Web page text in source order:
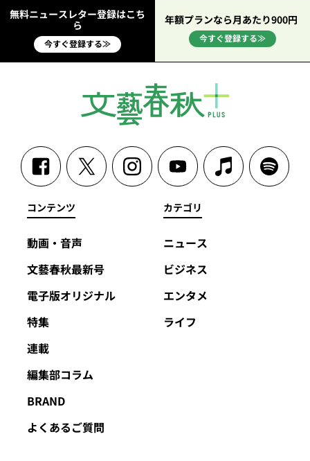
無料ニュースレター登録はこち
ら
今すぐ登録する≫
年額プランなら月あたり900円
今すぐ登録する≫
コンテンツ
動画・音声
文藝春秋最新号
電子版オリジナル
特集
連載
編集部コラム
BRAND
よくあるご質問
カテゴリ
ニュース
ビジネス
エンタメ
ライフ